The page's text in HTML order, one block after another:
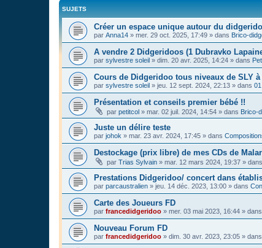
SUJETS
Créer un espace unique autour du
par Anna14 » mer. 29 oct. 2025, 17:49 » dans Brico-
A vendre 2 Didgeridoos (1 Dubravko
par sylvestre soleil » dim. 20 avr. 2025, 14:24 » dans
Cours de Didgeridoo tous niveaux de SLY
par sylvestre soleil » jeu. 12 sept. 2024, 22:13 » dans
Présentation et conseils premier bébé !!
par petitcol » mar. 02 juil. 2024, 14:54 » dans Brico-
Juste un délire teste
par johok » mar. 23 avr. 2024, 17:45 » dans
Destockage (prix libre) de mes CDs de
par Trias Sylvain » mar. 12 mars 2024, 19:37 » dans
Prestations Didgeridoo/ concert dans
par parcaustralien » jeu. 14 déc. 2023, 13:00 » dans
Carte des Joueurs FD
par francedidgeridoo » mer. 03 mai 2023, 16:44 » dans
Nouveau Forum FD
par francedidgeridoo » dim. 30 avr. 2023, 23:05 » dans